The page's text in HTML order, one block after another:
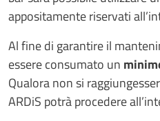
appositamente riservati
Al fine di garantire il
essere consumato un
Qualora non si
ARDiS potrà procedere